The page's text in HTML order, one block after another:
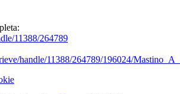
11388/264789
handle/11388/264789/196024/